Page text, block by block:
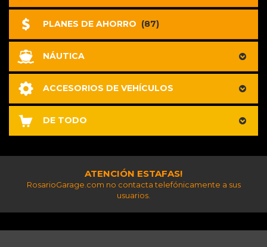
PLANES DE AHORRO (87)
NÁUTICA
ACCESORIOS DE VEHÍCULOS
DE TODO
ATENCIÓN ESTAFAS!
RosarioGarage.com no contacta telefónicamente a sus
usuarios.